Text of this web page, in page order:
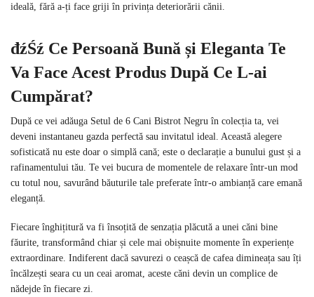
ideală, fără a-ți face griji în privința deteriorării cănii.
đźŚź Ce Persoană Bună și Eleganta Te
Va Face Acest Produs După Ce L-ai
Cumpărat?
După ce vei adăuga Setul de 6 Cani Bistrot Negru în colecția ta, vei
deveni instantaneu gazda perfectă sau invitatul ideal. Această alegere
sofisticată nu este doar o simplă cană; este o declarație a bunului gust și a
rafinamentului tău. Te vei bucura de momentele de relaxare într-un mod
cu totul nou, savurând băuturile tale preferate într-o ambianță care emană
eleganță.
Fiecare înghițitură va fi însoțită de senzația plăcută a unei căni bine
făurite, transformând chiar și cele mai obișnuite momente în experiențe
extraordinare. Indiferent dacă savurezi o ceașcă de cafea dimineața sau îți
încălzești seara cu un ceai aromat, aceste căni devin un complice de
nădejde în fiecare zi.